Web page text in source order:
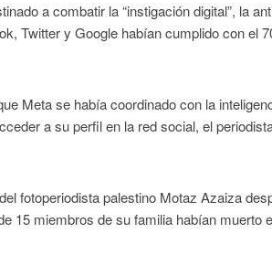
a combatir la “instigación digital”, la
Twitter y Google habían cumplido con el
Meta se había coordinado con la
a su perfil en la red social, el
fotoperiodista palestino Motaz Azaiza
15 miembros de su familia habían muerto